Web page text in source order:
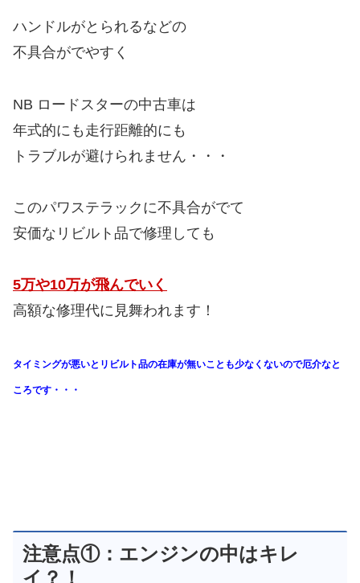
ハンドルがとられるなどの
不具合がでやすく
NB ロードスターの中古車は
年式的にも走行距離的にも
トラブルが避けられません・・・
このパワステラックに不具合がでて
安価なリビルト品で修理しても
5万や10万が飛んでいく
高額な修理代に見舞われます！
タイミングが悪いとリビルト品の在庫が無いことも少なくないので厄介なと
ころです・・・
注意点①：エンジンの中はキレ
イ？！